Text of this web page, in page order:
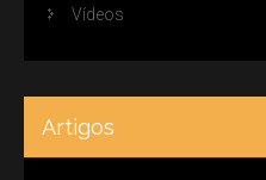
Vídeos
Artigos